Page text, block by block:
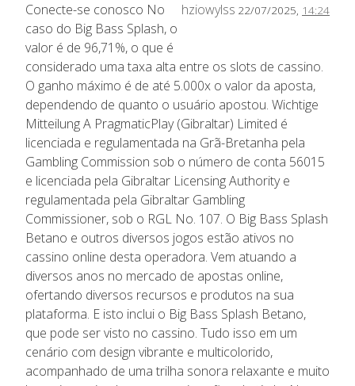
hziowylss 22/07/2025, 14:24
Conecte-se conosco No
caso do Big Bass Splash, o
valor é de 96,71%, o que é
considerado uma taxa alta entre os slots de cassino.
O ganho máximo é de até 5.000x o valor da aposta,
dependendo de quanto o usuário apostou. Wichtige
Mitteilung A PragmaticPlay (Gibraltar) Limited é
licenciada e regulamentada na Grã-Bretanha pela
Gambling Commission sob o número de conta 56015
e licenciada pela Gibraltar Licensing Authority e
regulamentada pela Gibraltar Gambling
Commissioner, sob o RGL No. 107. O Big Bass Splash
Betano e outros diversos jogos estão ativos no
cassino online desta operadora. Vem atuando a
diversos anos no mercado de apostas online,
ofertando diversos recursos e produtos na sua
plataforma. E isto inclui o Big Bass Splash Betano,
que pode ser visto no cassino. Tudo isso em um
cenário com design vibrante e multicolorido,
acompanhado de uma trilha sonora relaxante e muito